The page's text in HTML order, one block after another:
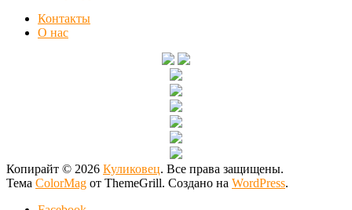
Контакты
О нас
Копирайт © 2026 Куликовец. Все права защищены.
Тема ColorMag от ThemeGrill. Создано на WordPress.